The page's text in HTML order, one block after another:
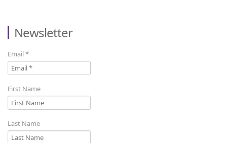
Newsletter
Email*
First Name
Last Name